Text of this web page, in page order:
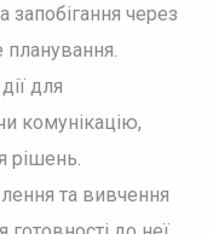
запобігання через
планування.
для
комунікацію,
рішень.
та вивчення